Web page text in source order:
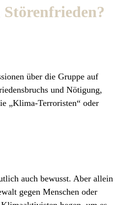
über die Gruppe auf
und Nötigung,
„Klima-Terroristen“ oder
auch bewusst. Aber allein
gegen Menschen oder